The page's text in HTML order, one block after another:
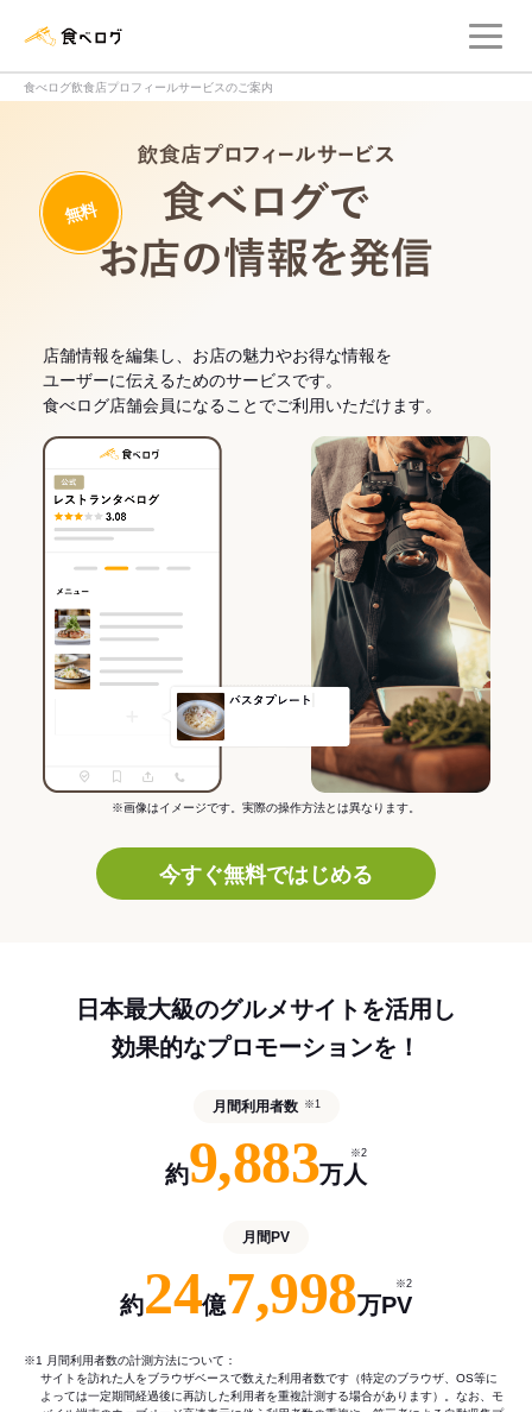
食べログ飲食店プロフィールサービスのご案内
無料
店舗情報を編集し、お店の魅力やお得な情報を
ユーザーに伝えるためのサービスです。
食べログ店舗会員になることでご利用いただけます。
※画像はイメージです。実際の操作方法とは異なります。
今すぐ無料ではじめる
日本最大級のグルメサイトを活用し
効果的なプロモーションを！
月間利用者数 ※1
約9,883万人
※2
月間PV
約24億7,998万PV
※2
※1 月間利用者数の計測方法について：
サイトを訪れた人をブラウザベースで数えた利用者数です（特定のブラウザ、OS等に
よっては一定期間経過後に再訪した利用者を重複計測する場合があります）。なお、モ